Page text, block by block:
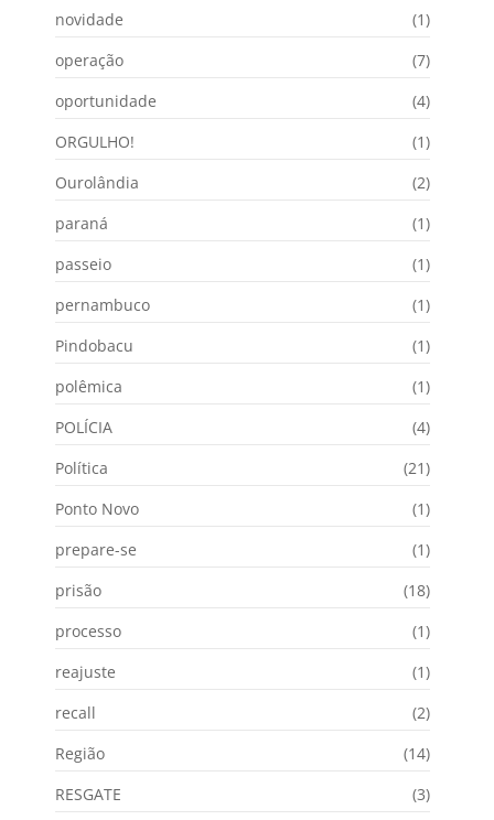
novidade
(1)
operação
(7)
oportunidade
(4)
ORGULHO!
(1)
Ourolândia
(2)
paraná
(1)
passeio
(1)
pernambuco
(1)
Pindobacu
(1)
polêmica
(1)
POLÍCIA
(4)
Política
(21)
Ponto Novo
(1)
prepare-se
(1)
prisão
(18)
processo
(1)
reajuste
(1)
recall
(2)
Região
(14)
RESGATE
(3)